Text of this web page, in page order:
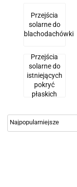
Przejścia
solarne do
blachodachówki
Przejścia
solarne do
istniejących
pokryć
płaskich